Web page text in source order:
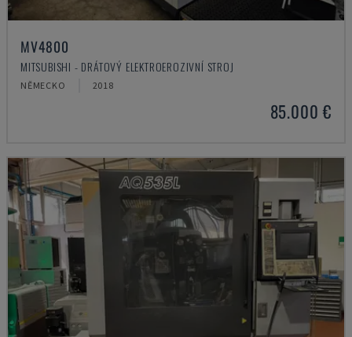
MV4800
MITSUBISHI - DRÁTOVÝ ELEKTROEROZIVNÍ STROJ
NĚMECKO 2018
85.000 €